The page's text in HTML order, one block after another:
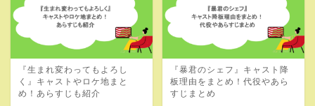
『生まれ変わってもよろし
く』キャストやロケ地まと
め！あらすじも紹介
『暴君のシェフ』キャスト降
板理由をまとめ！代役やあら
すじまとめ